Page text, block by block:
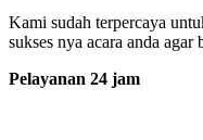
Kami sudah terpercaya
sukses nya acara anda
Pelayanan 24 jam